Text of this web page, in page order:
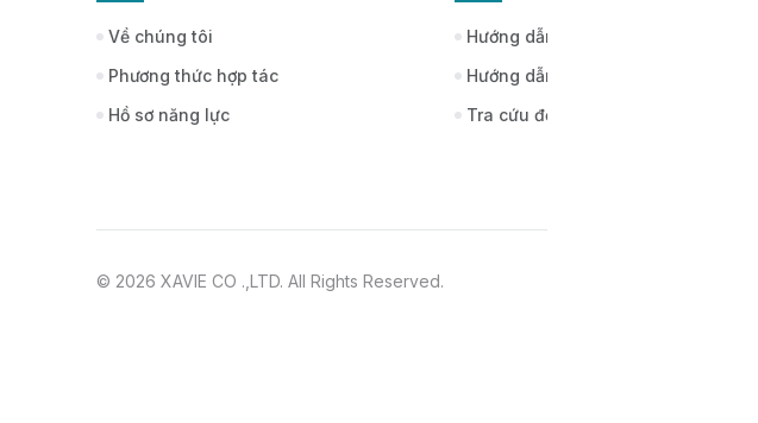
Về chúng tôi
Phương thức hợp tác
Hồ sơ năng lực
Hướng dẫn đặt hàng
Hướng dẫn thanh toán
Tra cứu đơn hàng
© 2026 XAVIE CO .,LTD. All Rights Reserved.